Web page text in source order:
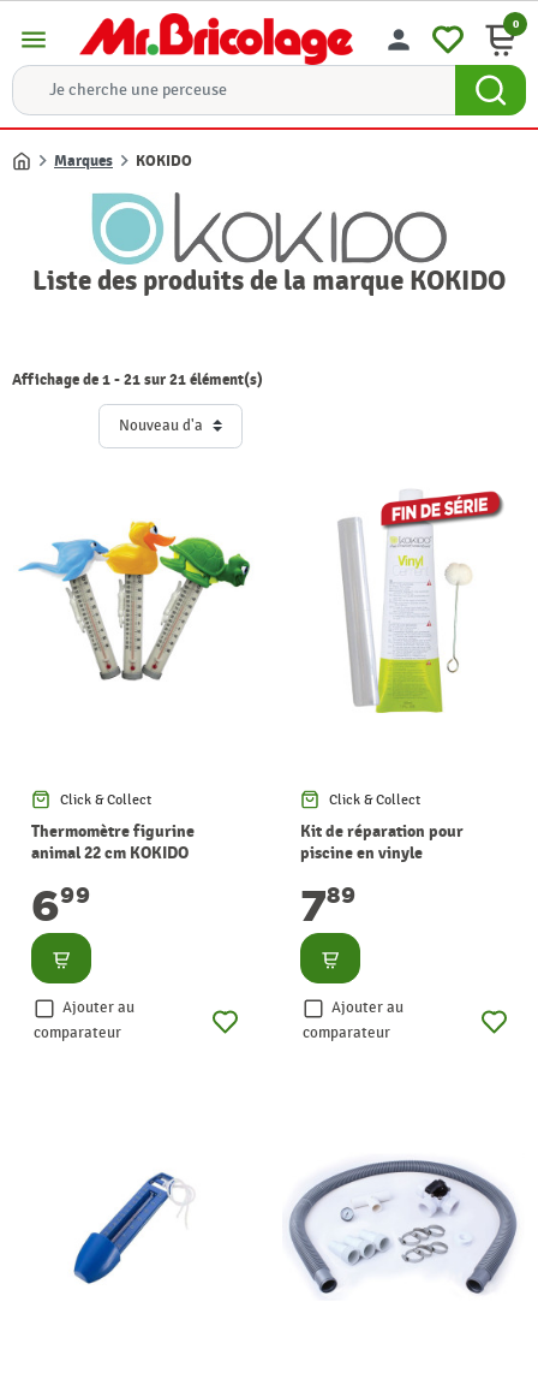
menu person 0
Accueil
Marques KOKIDO
Liste des produits de la marque KOKIDO
Affichage de 1 - 21 sur 21 élément(s)
Click & Collect
Thermomètre figurine
animal 22 cm KOKIDO
699
Consulter
Ajouter au
comparateur
Click & Collect
Kit de réparation pour
piscine en vinyle
789
Consulter
Ajouter au
comparateur